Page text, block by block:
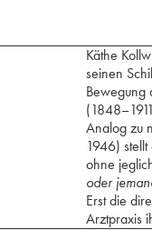
Käthe
seinen
Bewegung
Analog zu
1946)
ohne
oder
Erst die
Arztpraxis